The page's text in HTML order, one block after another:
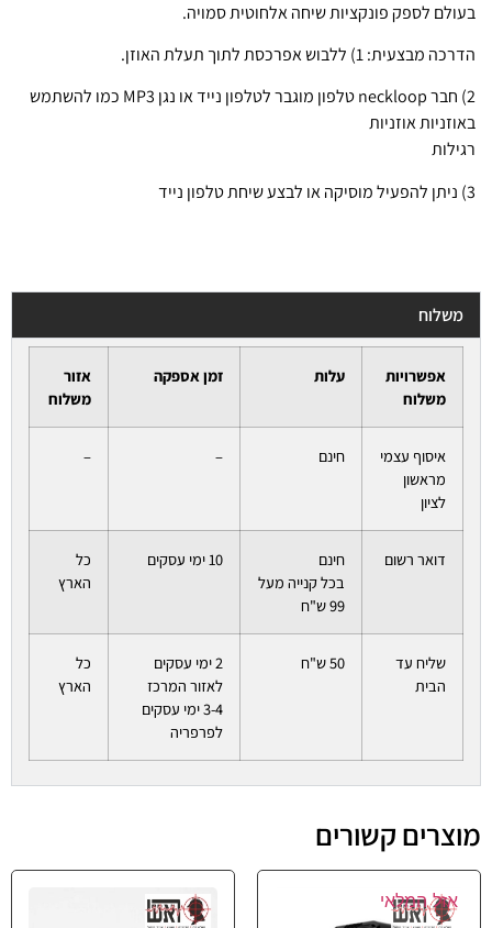
בעולם לספק פונקציות שיחה אלחוטית סמויה.
הדרכה מבצעית: 1) ללבוש אפרכסת לתוך תעלת האוזן.
2) חבר neckloop טלפון מוגבר לטלפון נייד או נגן MP3 כמו להשתמש
באוזניות אוזניות
רגילות
3) ניתן להפעיל מוסיקה או לבצע שיחת טלפון נייד
משלוח
אפשרויות
משלוח
עלות זמן אספקה
אזור
משלוח
איסוף עצמי
מראשון
לציון
חינם –
–
דואר רשום
חינם
בכל קנייה מעל
99 ש"ח
10 ימי עסקים
כל
הארץ
שליח עד
הבית
50 ש"ח
2 ימי עסקים
לאזור המרכז
3-4 ימי עסקים
לפרפריה
כל
הארץ
מוצרים קשורים
אזל המלאי